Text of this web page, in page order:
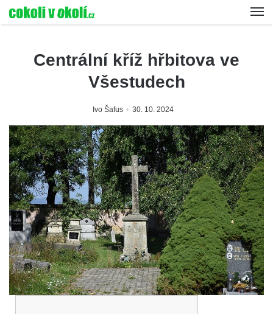
Centrální kříž hřbitova ve
Všestudech
Ivo Šafus 30. 10. 2024